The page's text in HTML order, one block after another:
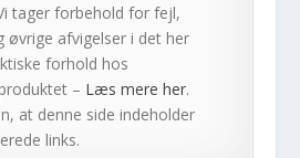
tager forbehold for fejl,
øvrige afvigelser i det her
forhold hos
– Læs mere her.
at denne side indeholder
links.